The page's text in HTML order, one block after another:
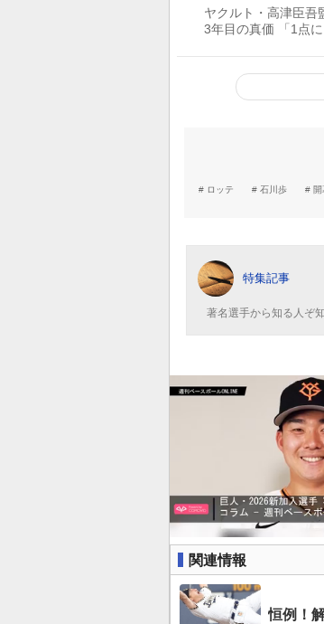
ヤクルト・高津臣
3年目の真価 「1点
ロッテ 石川歩
特集記事
著名選手から知る人ぞ
関連情報
恒例！